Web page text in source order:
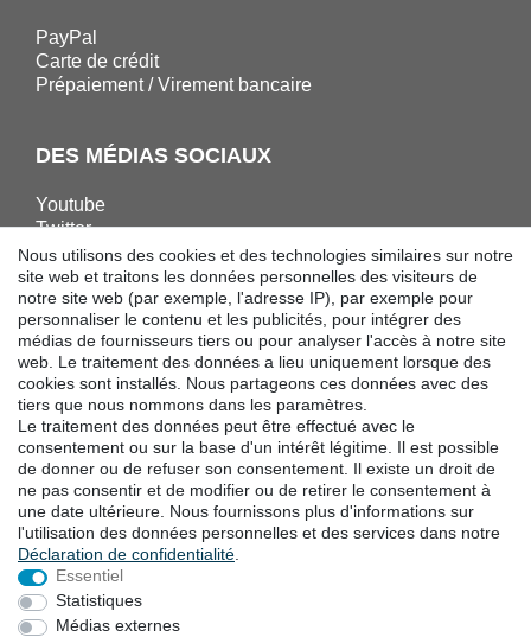
PayPal
Carte de crédit
Prépaiement / Virement bancaire
DES MÉDIAS SOCIAUX
Youtube
Twitter
Linkedin
Facebook
Instagram
TÉLÉCHARGEMENTS
Catalogues
Technologie
Certificats
Études
Promotion
LOCALITES
Nous utilisons des cookies et des technologies similaires sur notre
site web et traitons les données personnelles des visiteurs de
notre site web (par exemple, l'adresse IP), par exemple pour
personnaliser le contenu et les publicités, pour intégrer des
médias de fournisseurs tiers ou pour analyser l'accès à notre site
web. Le traitement des données a lieu uniquement lorsque des
cookies sont installés. Nous partageons ces données avec des
tiers que nous nommons dans les paramètres.
Le traitement des données peut être effectué avec le
consentement ou sur la base d'un intérêt légitime. Il est possible
de donner ou de refuser son consentement. Il existe un droit de
ne pas consentir et de modifier ou de retirer le consentement à
une date ultérieure. Nous fournissons plus d'informations sur
l'utilisation des données personnelles et des services dans notre
Déclaration de confidentialité
Essentiel
Statistiques
Médias externes